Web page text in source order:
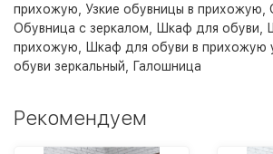
прихожую
Узкие обувницы в прихожую
Обувница с зеркалом
Шкаф для обуви
прихожую
Шкаф для обуви в прихожую
обуви зеркальный
Галошница
Рекомендуем